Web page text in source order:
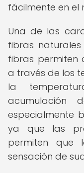
fácilmente en el
Una de las
fibras naturales
fibras permiten
a través de los
la
acumulación
especialmente
ya que las
permiten que
sensación de